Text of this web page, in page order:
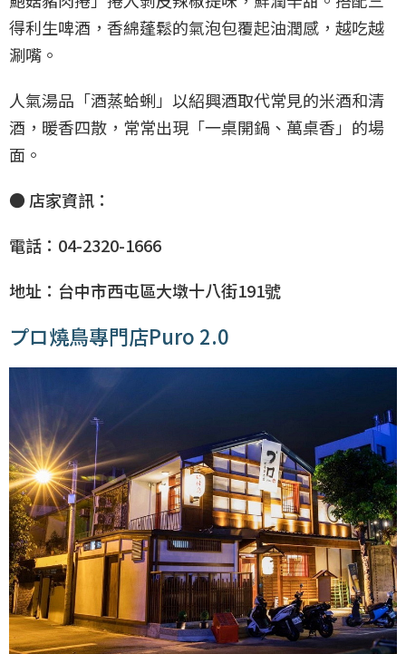
得利生啤酒，香綿蓬鬆的氣泡包覆起油潤感，越吃越
涮嘴。
人氣湯品「酒蒸蛤蜊」以紹興酒取代常見的米酒和清
酒，暖香四散，常常出現「一桌開鍋、萬桌香」的場
面。
● 店家資訊：
電話：04-2320-1666
地址：台中市西屯區大墩十八街191號
プロ燒鳥專門店Puro 2.0